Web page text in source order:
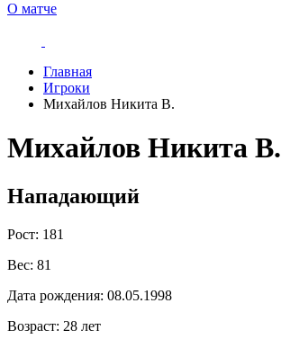
О матче
Главная
Игроки
Михайлов Никита В.
Михайлов Никита В.
Нападающий
Рост: 181
Вес: 81
Дата рождения: 08.05.1998
Возраст: 28 лет